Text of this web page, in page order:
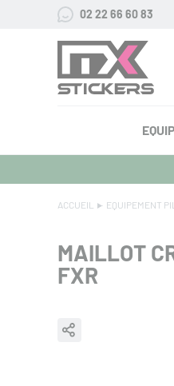
02 22 66 60 83
ACCUEIL EQUIPEMENT
MAILLOT
FXR